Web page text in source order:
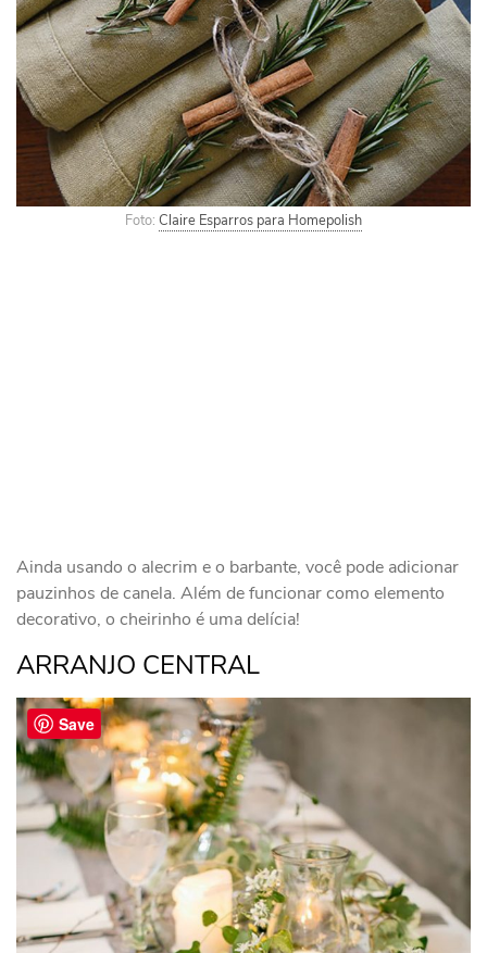
Foto: Claire Esparros para Homepolish
Ainda usando o alecrim e o barbante, você pode adicionar
pauzinhos de canela. Além de funcionar como elemento
decorativo, o cheirinho é uma delícia!
ARRANJO CENTRAL
Save